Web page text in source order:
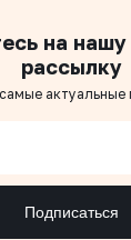
на
рассылку
актуальные
Подписаться